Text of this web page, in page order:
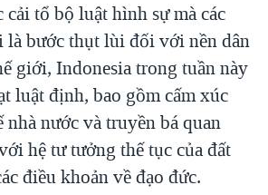
tổ bộ luật hình sự mà các
là bước thụt lùi đối với nền dân
giới, Indonesia trong tuần này
luật định, bao gồm cấm xúc
nhà nước và truyền bá quan
hệ tư tưởng thế tục của đất
điều khoản về đạo đức.